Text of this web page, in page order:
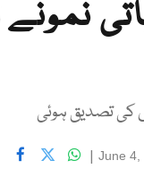
کی تصدیق ہوئی
June 4,
|